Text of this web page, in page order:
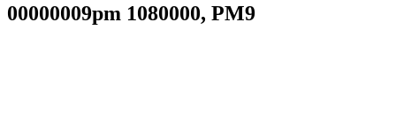
00000009pm 1080000, PM9